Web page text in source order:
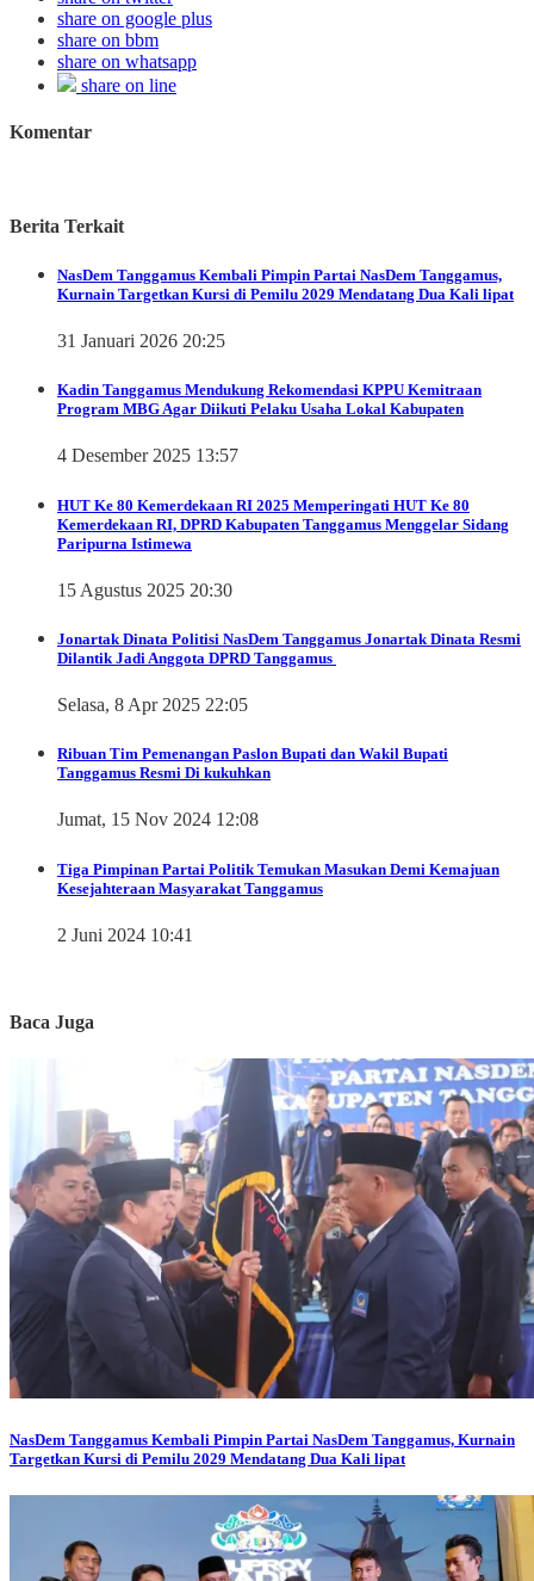
share on google plus
share on bbm
share on whatsapp
share on line
Komentar
Berita Terkait
NasDem Tanggamus Kembali Pimpin Partai NasDem Tanggamus,
Kurnain Targetkan Kursi di Pemilu 2029 Mendatang Dua Kali lipat
31 Januari 2026 20:25
Kadin Tanggamus Mendukung Rekomendasi KPPU Kemitraan
Program MBG Agar Diikuti Pelaku Usaha Lokal Kabupaten
4 Desember 2025 13:57
HUT Ke 80 Kemerdekaan RI 2025 Memperingati HUT Ke 80
Kemerdekaan RI, DPRD Kabupaten Tanggamus Menggelar Sidang
Paripurna Istimewa
15 Agustus 2025 20:30
Jonartak Dinata Politisi NasDem Tanggamus Jonartak Dinata Resmi
Dilantik Jadi Anggota DPRD Tanggamus
Selasa, 8 Apr 2025 22:05
Ribuan Tim Pemenangan Paslon Bupati dan Wakil Bupati
Tanggamus Resmi Di kukuhkan
Jumat, 15 Nov 2024 12:08
Tiga Pimpinan Partai Politik Temukan Masukan Demi Kemajuan
Kesejahteraan Masyarakat Tanggamus
2 Juni 2024 10:41
Baca Juga
NasDem Tanggamus Kembali Pimpin Partai NasDem Tanggamus, Kurnain
Targetkan Kursi di Pemilu 2029 Mendatang Dua Kali lipat